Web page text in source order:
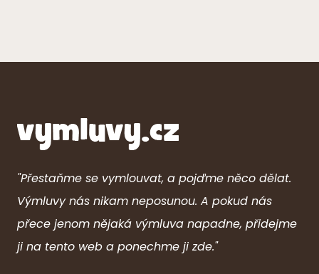
"Přestaňme se vymlouvat, a pojďme něco dělat.
Výmluvy nás nikam neposunou. A pokud nás
přece jenom nějaká výmluva napadne, přidejme
ji na tento web a ponechme ji zde."